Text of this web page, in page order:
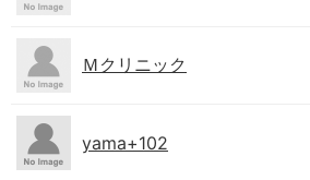
Ｍクリニック
yama+102